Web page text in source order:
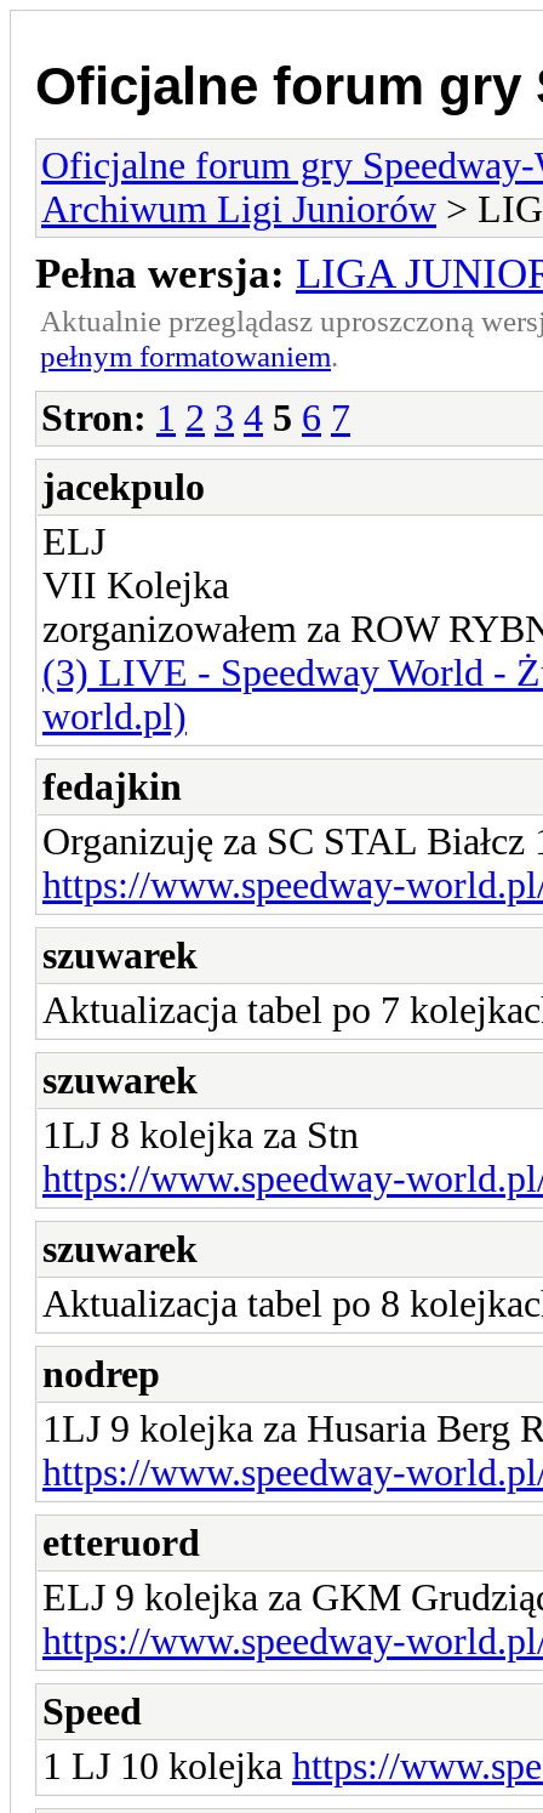
Oficjalne forum gry
Oficjalne forum gry
Archiwum Ligi Juniorów >
Pełna wersja: LIGA
Aktualnie przeglądasz uproszczoną
pełnym formatowaniem.
Stron: 1 2 3 4 5 6 7
jacekpulo
ELJ
VII Kolejka
zorganizowałem za ROW
(3) LIVE - Speedway World -
world.pl)
fedajkin
Organizuję za SC STAL
https://www.speedway-
szuwarek
Aktualizacja tabel po 7
szuwarek
1LJ 8 kolejka za Stn
https://www.speedway-
szuwarek
Aktualizacja tabel po 8
nodrep
1LJ 9 kolejka za Husaria Berg
https://www.speedway-
etteruord
ELJ 9 kolejka za GKM
https://www.speedway-
Speed
1 LJ 10 kolejka https://